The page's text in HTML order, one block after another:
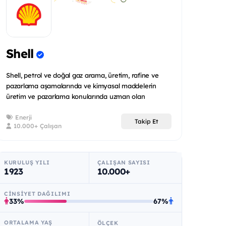
Shell
Shell, petrol ve doğal gaz arama, üretim, rafine ve
pazarlama aşamalarında ve kimyasal maddelerin
üretim ve pazarlama konularında uzman olan
Enerji
10.000+ Çalışan
Takip Et
KURULUŞ YILI
1923
ÇALIŞAN SAYISI
10.000+
CINSIYET DAĞILIMI
33% 67%
ORTALAMA YAŞ ÖLÇEK